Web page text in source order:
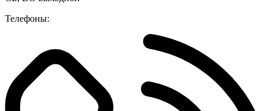
Телефоны: